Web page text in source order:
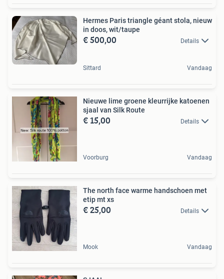
Hermes Paris triangle géant stola, nieuw
in doos, wit/taupe
€ 500,00 Details
Sittard Vandaag
Nieuwe lime groene kleurrijke katoenen
sjaal van Silk Route
€ 15,00 Details
Voorburg Vandaag
The north face warme handschoen met
etip mt xs
€ 25,00 Details
Mook Vandaag